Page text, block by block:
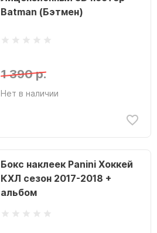
Batman (Бэтмен)
1 390 р.
Нет в наличии
Бокс наклеек Panini Хоккей
КХЛ сезон 2017-2018 +
альбом